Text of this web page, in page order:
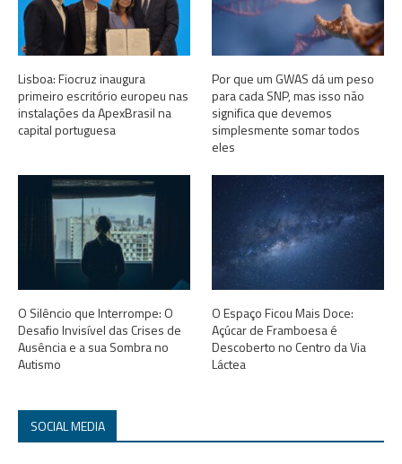
Lisboa: Fiocruz inaugura
primeiro escritório europeu nas
instalações da ApexBrasil na
capital portuguesa
Por que um GWAS dá um peso
para cada SNP, mas isso não
significa que devemos
simplesmente somar todos
eles
O Silêncio que Interrompe: O
Desafio Invisível das Crises de
Ausência e a sua Sombra no
Autismo
O Espaço Ficou Mais Doce:
Açúcar de Framboesa é
Descoberto no Centro da Via
Láctea
SOCIAL MEDIA